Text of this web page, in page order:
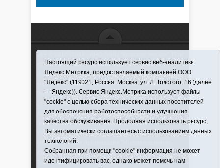
использовании материалов ссылка обязательна
Информационная лента выходит при финансовой
поддержке правительства Тюменской области
Регистрационный номер СМИ ЭЛ № ФС 77-66066
от 10.06. 2016 г. выдано Федеральной службой по
надзору в сфере связи, информационных
технологий и массовых коммуникаций.
Учредитель (соучредители) Автономная
некоммерческая организация "Информационно-
издательский центр "Красная звезда"" (627570,
Тюменская обл., Викуловский р-н, с. Викулово, ул.
Настоящий ресурс использует сервис веб-аналитики
Яндекс.Метрика, предоставляемый компанией ООО
"Яндекс" (119021, Россия, Москва, ул. Л. Толстого, 16 (далее
— Яндекс)). Сервис Яндекс.Метрика использует файлы
"cookie" с целью сбора технических данных посетителей
для обеспечения работоспособности и улучшения
качества обслуживания. Продолжая использовать ресурс,
Вы автоматически соглашаетесь с использованием данных
технологий.
Собранная при помощи "cookie" информация не может
идентифицировать вас, однако может помочь нам